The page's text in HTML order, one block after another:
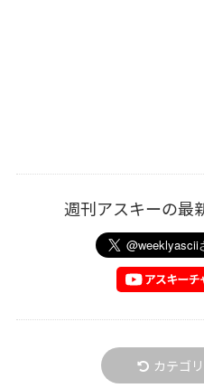
週刊アスキーの最
カテゴ